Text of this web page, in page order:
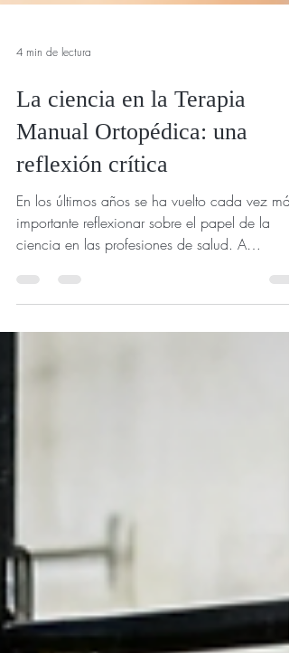
4 min de lectura
La ciencia en la Terapia
Manual Ortopédica: una
reflexión crítica
En los últimos años se ha vuelto cada vez más
importante reflexionar sobre el papel de la
ciencia en las profesiones de salud. A